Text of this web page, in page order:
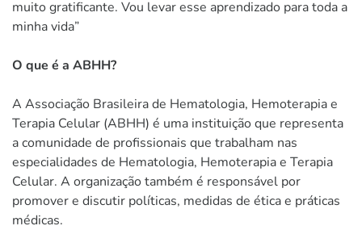
muito gratificante. Vou levar esse aprendizado para toda a
minha vida”
O que é a ABHH?
A Associação Brasileira de Hematologia, Hemoterapia e
Terapia Celular (ABHH) é uma instituição que representa
a comunidade de profissionais que trabalham nas
especialidades de Hematologia, Hemoterapia e Terapia
Celular. A organização também é responsável por
promover e discutir políticas, medidas de ética e práticas
médicas.